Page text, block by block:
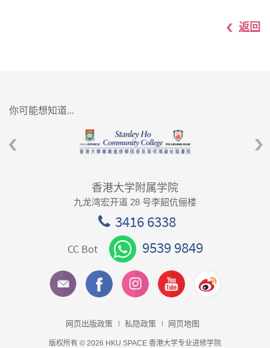
返回
你可能想知道...
香港大学附属学院
九龙湾宏开道 28 号李韶伉俪楼
3416 6338
CC Bot 9539 9849
网页出版政策 私隐政策 网页地图
版权所有 © 2026 HKU SPACE 香港大学专业进修学院